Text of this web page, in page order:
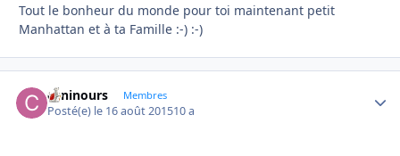
Tout le bonheur du monde pour toi maintenant petit
Manhattan et à ta Famille :-) :-)
caninours Membres
Posté(e) le 16 août 201510 a